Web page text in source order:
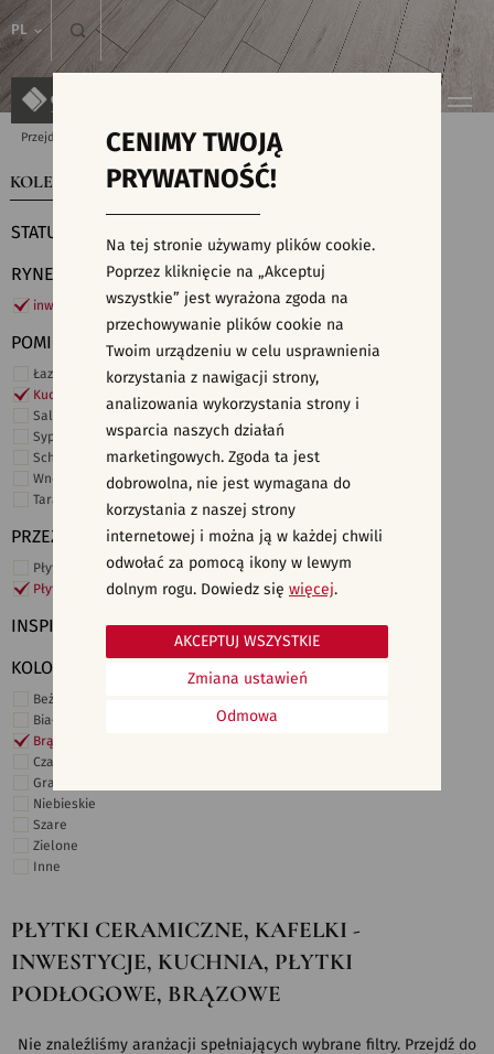
PL
Przejdź do strony głównej Kolekcje
KOLEKCJE WYSZUKIWARKA PŁYTEK
STATUS
RYNEK
inwestycje
POMIESZCZENIE
Łazienka
Kuchnia
Salon i hol
Sypialnia
Schody
Wnętrza komercyjne
Taras i ogród
PRZEZNACZENIE
Płytki ścienne
Płytki podłogowe
INSPIRACJE
KOLORY
Beżowe
Białe
Brązowe
Czarne
Grafitowe
Niebieskie
Szare
Zielone
Inne
PŁYTKI CERAMICZNE, KAFELKI -
INWESTYCJE, KUCHNIA, PŁYTKI
PODŁOGOWE, BRĄZOWE
Nie znaleźliśmy aranżacji spełniających wybrane filtry. Przejdź do
CENIMY TWOJĄ
PRYWATNOŚĆ!
Na tej stronie używamy plików cookie.
Poprzez kliknięcie na „Akceptuj
wszystkie” jest wyrażona zgoda na
przechowywanie plików cookie na
Twoim urządzeniu w celu usprawnienia
korzystania z nawigacji strony,
analizowania wykorzystania strony i
wsparcia naszych działań
marketingowych. Zgoda ta jest
dobrowolna, nie jest wymagana do
korzystania z naszej strony
internetowej i można ją w każdej chwili
odwołać za pomocą ikony w lewym
dolnym rogu. Dowiedz się więcej.
Odmowa
Zmiana ustawień
AKCEPTUJ WSZYSTKIE